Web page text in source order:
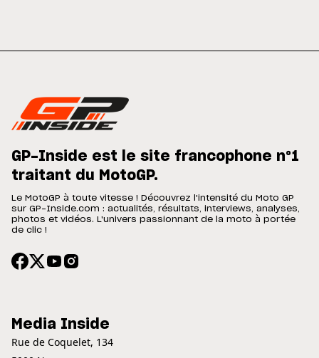
GP-Inside est le site francophone n°1
traitant du MotoGP.
Le MotoGP à toute vitesse ! Découvrez l'intensité du Moto GP
sur GP-Inside.com : actualités, résultats, interviews, analyses,
photos et vidéos. L'univers passionnant de la moto à portée
de clic !
Media Inside
Rue de Coquelet, 134